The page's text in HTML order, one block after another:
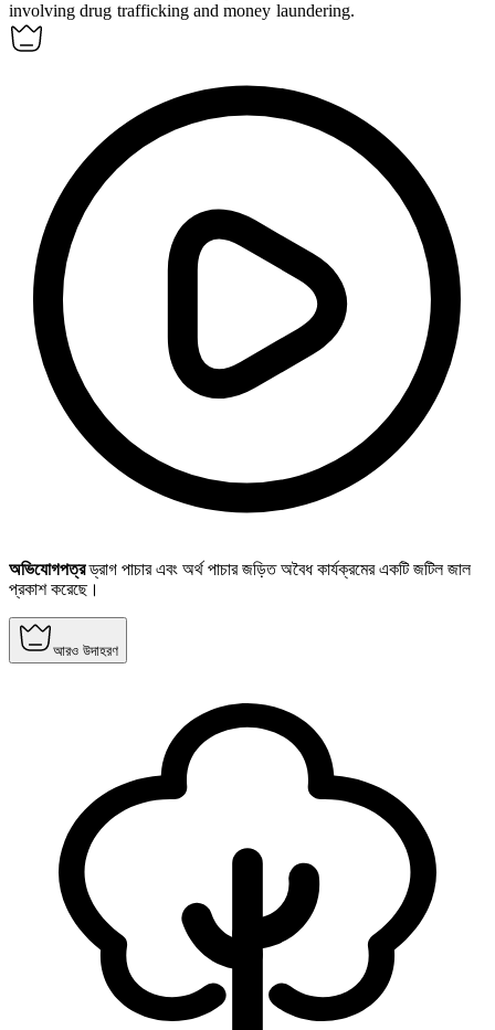
involving drug trafficking and money laundering.
অভিযোগপত্রড্রাগ পাচার এবং অর্থ পাচার জড়িত অবৈধ কার্যক্রমের একটি জটিল জাল
প্রকাশ করেছে।
আরও উদাহরণ